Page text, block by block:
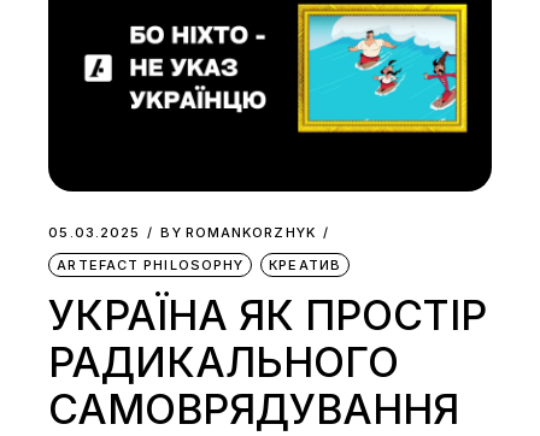
05.03.2025 BY ROMANKORZHYK
ARTEFACT PHILOSOPHY
КРЕАТИВ
УКРАЇНА ЯК ПРОСТІР
РАДИКАЛЬНОГО
САМОВРЯДУВАННЯ